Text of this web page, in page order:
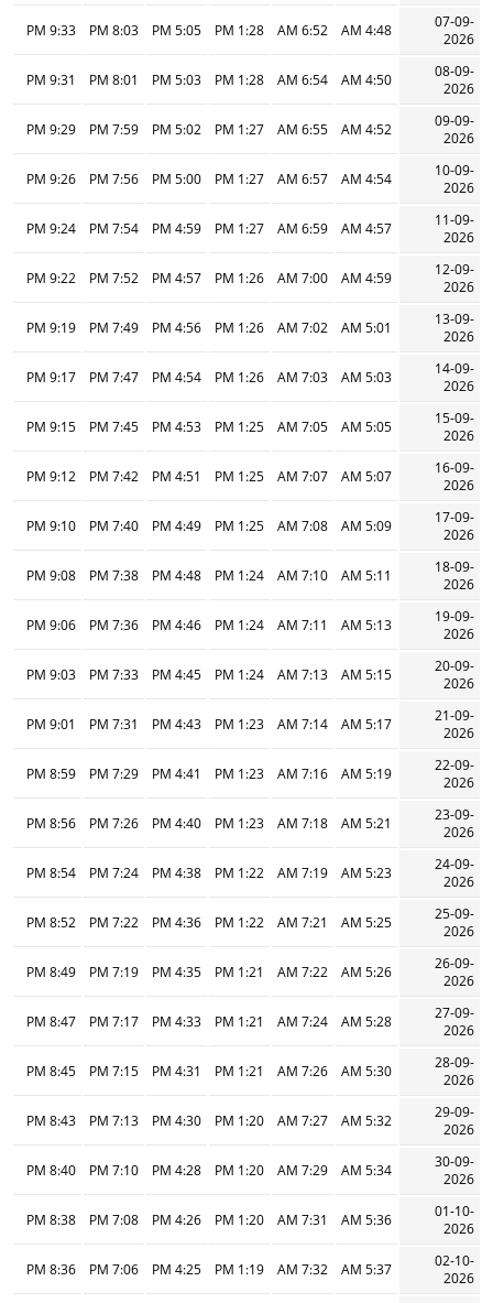
07-09-
2026
4:48 AM
6:52 AM
1:28 PM
5:05 PM
8:03 PM
9:33 PM
08-09-
2026
4:50 AM
6:54 AM
1:28 PM
5:03 PM
8:01 PM
9:31 PM
09-09-
2026
4:52 AM
6:55 AM
1:27 PM
5:02 PM
7:59 PM
9:29 PM
10-09-
2026
4:54 AM
6:57 AM
1:27 PM
5:00 PM
7:56 PM
9:26 PM
11-09-
2026
4:57 AM
6:59 AM
1:27 PM
4:59 PM
7:54 PM
9:24 PM
12-09-
2026
4:59 AM
7:00 AM
1:26 PM
4:57 PM
7:52 PM
9:22 PM
13-09-
2026
5:01 AM
7:02 AM
1:26 PM
4:56 PM
7:49 PM
9:19 PM
14-09-
2026
5:03 AM
7:03 AM
1:26 PM
4:54 PM
7:47 PM
9:17 PM
15-09-
2026
5:05 AM
7:05 AM
1:25 PM
4:53 PM
7:45 PM
9:15 PM
16-09-
2026
5:07 AM
7:07 AM
1:25 PM
4:51 PM
7:42 PM
9:12 PM
17-09-
2026
5:09 AM
7:08 AM
1:25 PM
4:49 PM
7:40 PM
9:10 PM
18-09-
2026
5:11 AM
7:10 AM
1:24 PM
4:48 PM
7:38 PM
9:08 PM
19-09-
2026
5:13 AM
7:11 AM
1:24 PM
4:46 PM
7:36 PM
9:06 PM
20-09-
2026
5:15 AM
7:13 AM
1:24 PM
4:45 PM
7:33 PM
9:03 PM
21-09-
2026
5:17 AM
7:14 AM
1:23 PM
4:43 PM
7:31 PM
9:01 PM
22-09-
2026
5:19 AM
7:16 AM
1:23 PM
4:41 PM
7:29 PM
8:59 PM
23-09-
2026
5:21 AM
7:18 AM
1:23 PM
4:40 PM
7:26 PM
8:56 PM
24-09-
2026
5:23 AM
7:19 AM
1:22 PM
4:38 PM
7:24 PM
8:54 PM
25-09-
2026
5:25 AM
7:21 AM
1:22 PM
4:36 PM
7:22 PM
8:52 PM
26-09-
2026
5:26 AM
7:22 AM
1:21 PM
4:35 PM
7:19 PM
8:49 PM
27-09-
2026
5:28 AM
7:24 AM
1:21 PM
4:33 PM
7:17 PM
8:47 PM
28-09-
2026
5:30 AM
7:26 AM
1:21 PM
4:31 PM
7:15 PM
8:45 PM
29-09-
2026
5:32 AM
7:27 AM
1:20 PM
4:30 PM
7:13 PM
8:43 PM
30-09-
2026
5:34 AM
7:29 AM
1:20 PM
4:28 PM
7:10 PM
8:40 PM
01-10-
2026
5:36 AM
7:31 AM
1:20 PM
4:26 PM
7:08 PM
8:38 PM
02-10-
2026
5:37 AM
7:32 AM
1:19 PM
4:25 PM
7:06 PM
8:36 PM